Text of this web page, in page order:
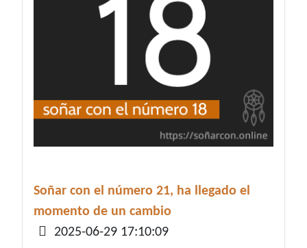
Soñar con el número 21, ha llegado el
momento de un cambio
Detalles
2025-06-29 17:10:09